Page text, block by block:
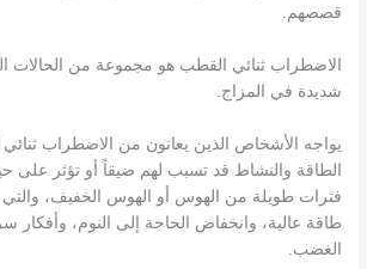
قصصهم.
الاضطراب ثنائي القطب هو مجموعة من الحالات
شديدة في المزاج.
يواجه الأشخاص الذين يعانون من الاضطراب
الطاقة والنشاط قد تسبب لهم ضيقاً أو تؤثر على
فترات طويلة من الهوس أو الهوس الخفيف،
طاقة عالية، وانخفاض الحاجة إلى النوم، وأفكار
الغضب.